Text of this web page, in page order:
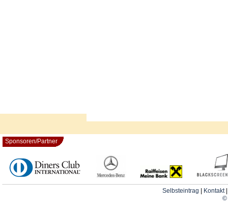
Sponsoren/Partner
Selbsteintrag Kontakt
©